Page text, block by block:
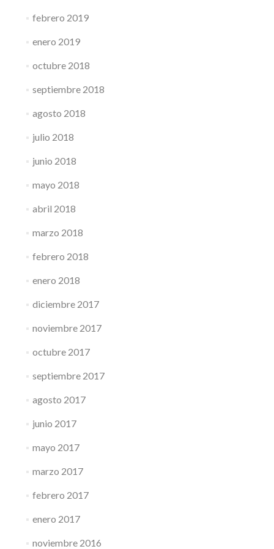
febrero 2019
enero 2019
octubre 2018
septiembre 2018
agosto 2018
julio 2018
junio 2018
mayo 2018
abril 2018
marzo 2018
febrero 2018
enero 2018
diciembre 2017
noviembre 2017
octubre 2017
septiembre 2017
agosto 2017
junio 2017
mayo 2017
marzo 2017
febrero 2017
enero 2017
noviembre 2016